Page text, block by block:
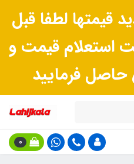
قیمتها لطفا قبل
استعلام قیمت و
فرمایید
0